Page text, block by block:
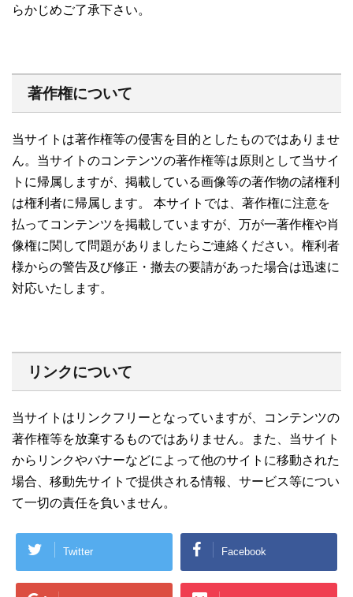
らかじめご了承下さい。
著作権について
当サイトは著作権等の侵害を目的としたものではありませ
ん。当サイトのコンテンツの著作権等は原則として当サイ
トに帰属しますが、掲載している画像等の著作物の諸権利
は権利者に帰属します。 本サイトでは、著作権に注意を
払ってコンテンツを掲載していますが、万が一著作権や肖
像権に関して問題がありましたらご連絡ください。権利者
様からの警告及び修正・撤去の要請があった場合は迅速に
対応いたします。
リンクについて
当サイトはリンクフリーとなっていますが、コンテンツの
著作権等を放棄するものではありません。また、当サイト
からリンクやバナーなどによって他のサイトに移動された
場合、移動先サイトで提供される情報、サービス等につい
て一切の責任を負いません。
Twitter Facebook